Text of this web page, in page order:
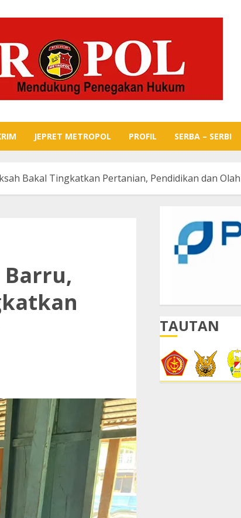
JEPRET METROPOL PROFIL SERBA – SERBI
Bakal Tingkatkan Pertanian, Pendidikan dan
Barru,
TAUTAN